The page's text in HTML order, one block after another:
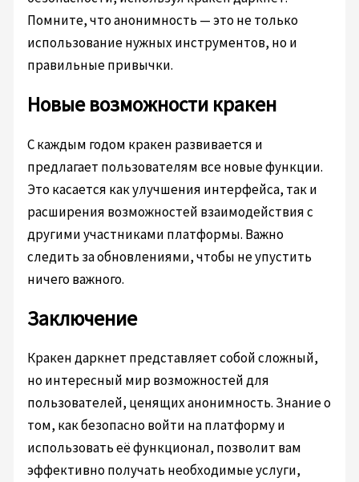
Помните, что анонимность — это не только
использование нужных инструментов, но и
правильные привычки.
Новые возможности кракен
С каждым годом кракен развивается и
предлагает пользователям все новые функции.
Это касается как улучшения интерфейса, так и
расширения возможностей взаимодействия с
другими участниками платформы. Важно
следить за обновлениями, чтобы не упустить
ничего важного.
Заключение
Кракен даркнет представляет собой сложный,
но интересный мир возможностей для
пользователей, ценящих анонимность. Знание о
том, как безопасно войти на платформу и
использовать её функционал, позволит вам
эффективно получать необходимые услуги,